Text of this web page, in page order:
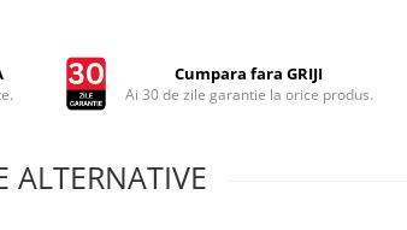
Cumpara fara GRIJI
Ai 30 de zile garantie la orice produs.
ALTERNATIVE